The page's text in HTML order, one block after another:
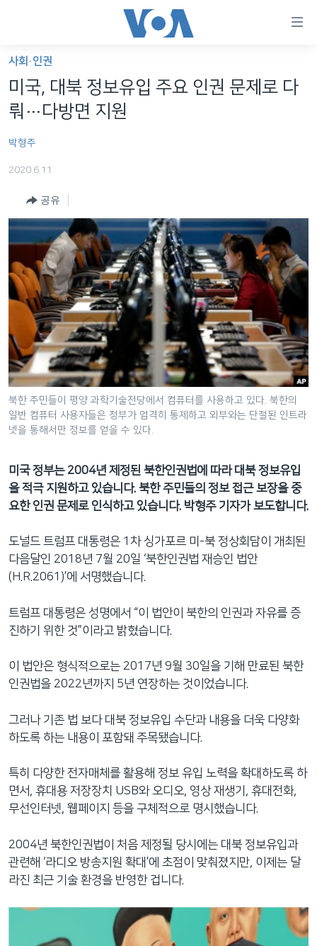
가
능
링
인
츠
로
동
메
비
게
이
션
으
동
검
색
로
이
등
세계
라디오
프로그램
주파수 안내
언어 선택
사회·인권
미국, 대북 정보유입 주요 인권 문제로 다
뤄…다방면 지원
박형주
2020.6.11
공유
북한 주민들이 평양 과학기술전당에서 컴퓨터를 사용하고 있다. 북한의
일반 컴퓨터 사용자들은 정부가 엄격히 통제하고 외부와는 단절된 인트라
넷을 통해서만 정보를 얻을 수 있다.
미국 정부는 2004년 제정된 북한인권법에 따라 대북 정보유입
을 적극 지원하고 있습니다. 북한 주민들의 정보 접근 보장을 중
요한 인권 문제로 인식하고 있습니다. 박형주 기자가 보도합니다.
도널드 트럼프 대통령은 1차 싱가포르 미-북 정상회담이 개최된
다음달인 2018년 7월 20일 ‘북한인권법 재승인 법안
(H.R.2061)’에 서명했습니다.
트럼프 대통령은 성명에서 “이 법안이 북한의 인권과 자유를 증
진하기 위한 것”이라고 밝혔습니다.
이 법안은 형식적으로는 2017년 9월 30일을 기해 만료된 북한
인권법을 2022년까지 5년 연장하는 것이었습니다.
그러나 기존 법 보다 대북 정보유입 수단과 내용을 더욱 다양화
하도록 하는 내용이 포함돼 주목됐습니다.
특히 다양한 전자매체를 활용해 정보 유입 노력을 확대하도록 하
면서, 휴대용 저장장치 USB와 오디오, 영상 재생기, 휴대전화,
무선인터넷, 웹페이지 등을 구체적으로 명시했습니다.
2004년 북한인권법이 처음 제정될 당시에는 대북 정보유입과
관련해 ‘라디오 방송지원 확대’에 초점이 맞춰졌지만, 이제는 달
라진 최근 기술 환경을 반영한 겁니다.